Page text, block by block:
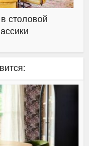
столовой